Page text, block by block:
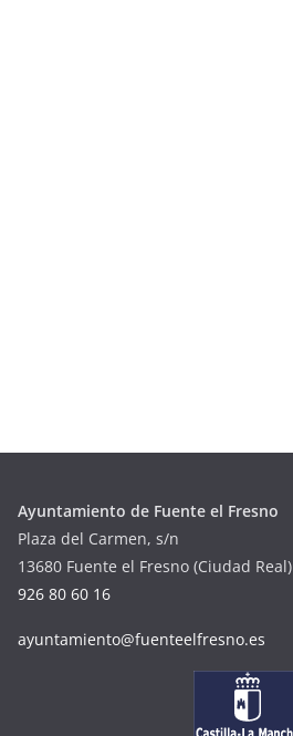
Ayuntamiento de Fuente el Fresno
Plaza del Carmen, s/n
13680 Fuente el Fresno (Ciudad Real)
926 80 60 16
ayuntamiento@fuenteelfresno.es